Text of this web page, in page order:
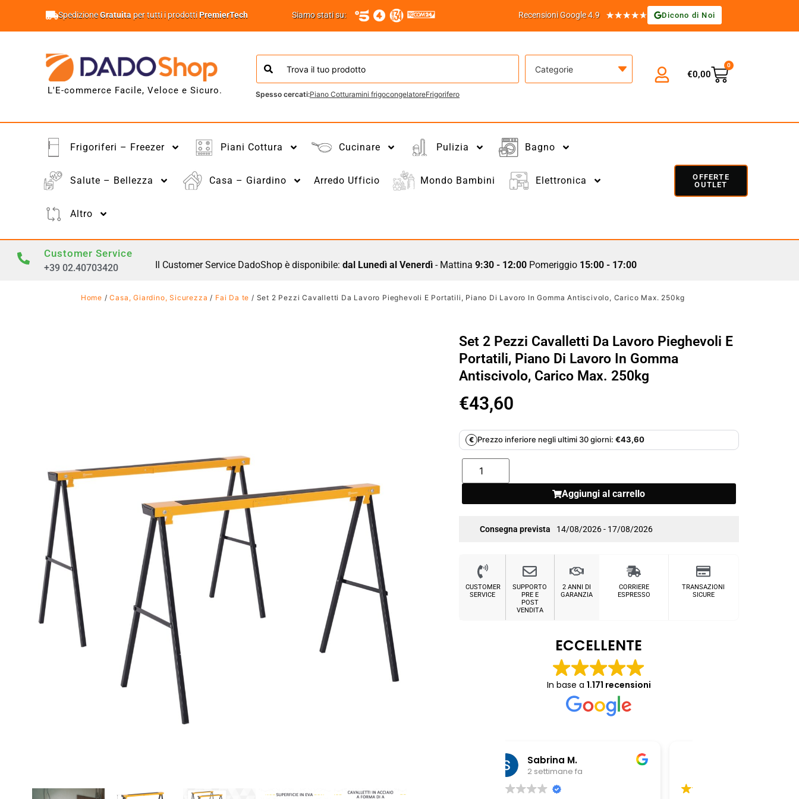
SpedizioneGratuita per tutti i prodottiPremierTech Siamo stati su: Recensioni Google 4.9 ★★★★★ Dicono di Noi
L'E-commerce Facile, Veloce e Sicuro.
Categorie
Spesso cercati:Piano Cotturamini frigocongelatoreFrigorifero
€0,00
0
Frigoriferi – Freezer Piani Cottura Cucinare Pulizia Bagno
Salute – Bellezza Casa – Giardino Arredo Ufficio Mondo Bambini Elettronica
Altro
OFFERTE
OUTLET
Customer Service
+39 02.40703420 Il Customer Service DadoShop è disponibile: dal Lunedì al Venerdì- Mattina 9:30 - 12:00Pomeriggio 15:00 - 17:00
Home /Casa, Giardino, Sicurezza / Fai Da te / Set 2 Pezzi Cavalletti Da Lavoro Pieghevoli E Portatili, Piano Di Lavoro In Gomma Antiscivolo, Carico Max. 250kg
Set 2 Pezzi Cavalletti Da Lavoro Pieghevoli E
Portatili, Piano Di Lavoro In Gomma
Antiscivolo, Carico Max. 250kg
€43,60
€ Prezzo inferiore negli ultimi 30 giorni: €43,60
Aggiungi al carrello
Consegna prevista 14/08/2026 - 17/08/2026
CUSTOMER
SERVICE
SUPPORTO
PRE E
POST
VENDITA
2 ANNI DI
GARANZIA
CORRIERE
ESPRESSO
TRANSAZIONI
SICURE
ECCELLENTE
In base a 1.171 recensioni
Chiara Riitano
1 mese fa